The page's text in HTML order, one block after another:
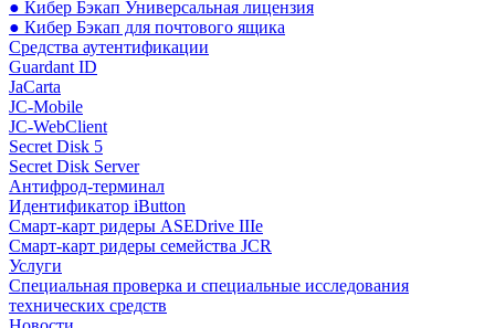
● Кибер Бэкап Универсальная лицензия
● Кибер Бэкап для почтового ящика
Средства аутентификации
Guardant ID
JaCarta
JC-Mobile
JC-WebClient
Secret Disk 5
Secret Disk Server
Антифрод-терминал
Идентификатор iButton
Смарт-карт ридеры ASEDrive IIIe
Смарт-карт ридеры семейства JCR
Услуги
Специальная проверка и специальные исследования
технических средств